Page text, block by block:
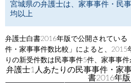
宮城県の弁護士は、家事事件・民
均以上
弁護士白書2016年版で公開されている
件・家事事件数比較」によると、2015
りの新受件数は民事事件5件、家事事件
弁護士1人あたりの民事事件・家
書2016年版